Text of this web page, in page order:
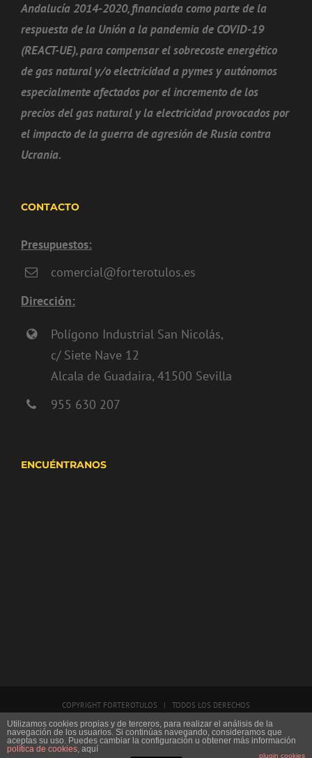
Andalucía 2014-2020, financiada como parte de la
respuesta de la Unión a la pandemia de COVID-19
(REACT-UE), para compensar el sobrecoste energético
de gas natural y/o electricidad a pymes y autónomos
especialmente afectados por el incremento de los
precios del gas natural y la electricidad provocados por
el impacto de la guerra de agresión de Rusia contra
Ucrania.
CONTACTO
Presupuestos:
comercial@forterotulos.es
Dirección:
Polígono Industrial San Nicolás,
c/ Siete Nave 12
Alcala de Guadaira, 41500 Sevilla
955 630 207
ENCUÉNTRANOS
COPYRIGHT FORTEROTULOS | TODOS LOS DERECHOS
RESERVADOS | CREADO POR
INDENETS
Facebook
TwitterYouTube
Email
Utilizamos cookies propias y de terceros, para realizar el análisis de la
navegación de los usuarios. Si continúas navegando, consideramos que
aceptas su uso. Puedes cambiar la configuración u obtener más información
política de cookies, aquí
plugin cookies